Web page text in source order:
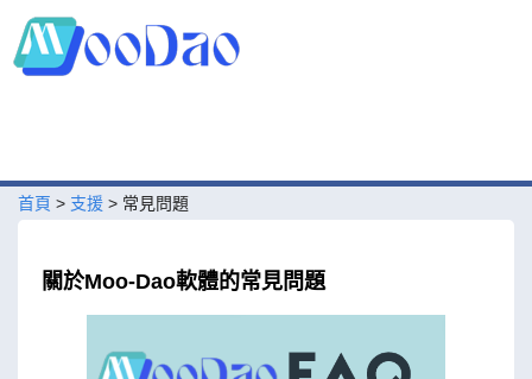
首頁 > 支援 > 常見問題
關於Moo-Dao軟體的常見問題